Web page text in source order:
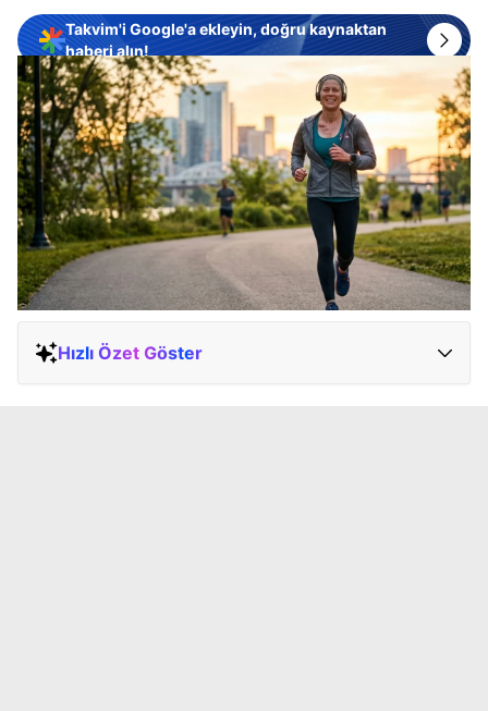
Takvim'i Google'a ekleyin, doğru kaynaktan
haberi alın!
Hızlı Özet Göster